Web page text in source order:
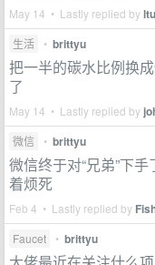
May 14 • Lastly replied by
生活 • brittyu
把一半的碳水比例换
了
May 14 • Lastly replied by
微信 • brittyu
微信终于对“兄弟”下
着烦死
Feb 4 • Lastly replied by
Faucet • brittyu